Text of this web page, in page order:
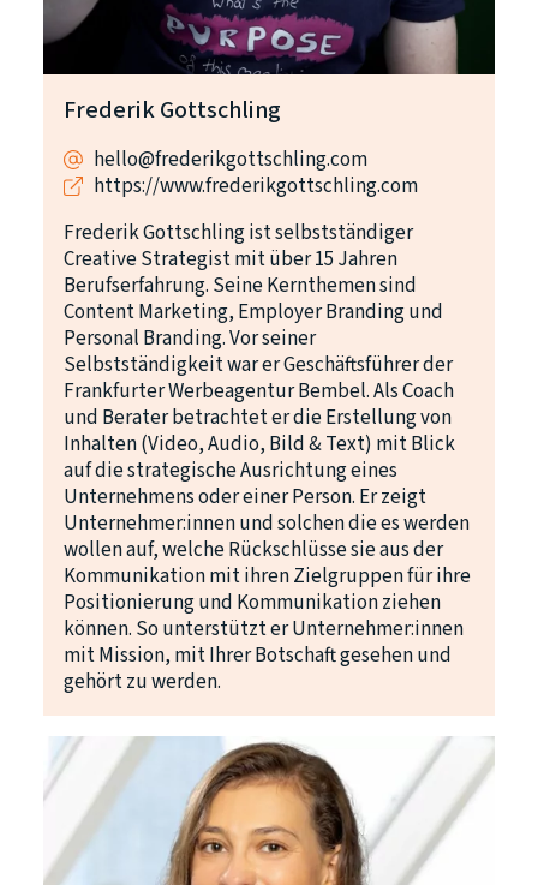
Frederik Gottschling
hello@frederikgottschling.com
https://www.frederikgottschling.com
Frederik Gottschling ist selbstständiger
Creative Strategist mit über 15 Jahren
Berufserfahrung. Seine Kernthemen sind
Content Marketing, Employer Branding und
Personal Branding. Vor seiner
Selbstständigkeit war er Geschäftsführer der
Frankfurter Werbeagentur Bembel. Als Coach
und Berater betrachtet er die Erstellung von
Inhalten (Video, Audio, Bild & Text) mit Blick
auf die strategische Ausrichtung eines
Unternehmens oder einer Person. Er zeigt
Unternehmer:innen und solchen die es werden
wollen auf, welche Rückschlüsse sie aus der
Kommunikation mit ihren Zielgruppen für ihre
Positionierung und Kommunikation ziehen
können. So unterstützt er Unternehmer:innen
mit Mission, mit Ihrer Botschaft gesehen und
gehört zu werden.